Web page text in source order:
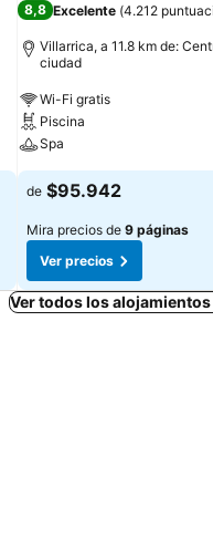
8,8 Excelente (4.212
Villarrica, a 11.8 km de:
ciudad
Wi-Fi gratis
Piscina
Spa
de $95.942
Mira precios de 9 páginas
Ver precios
Ver todos los